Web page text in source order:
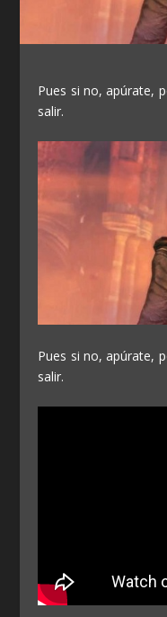
Pues si no, apúrate,
salir.
Pues si no, apúrate,
salir.